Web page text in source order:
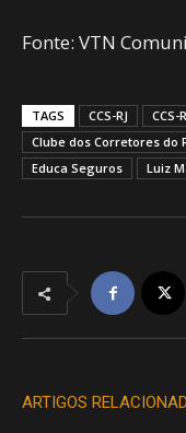
Fonte: VTN
TAGS CCS-RJ
CCS-
Clube dos Corretores do
Educa Seguros
Luiz
ARTIGOS